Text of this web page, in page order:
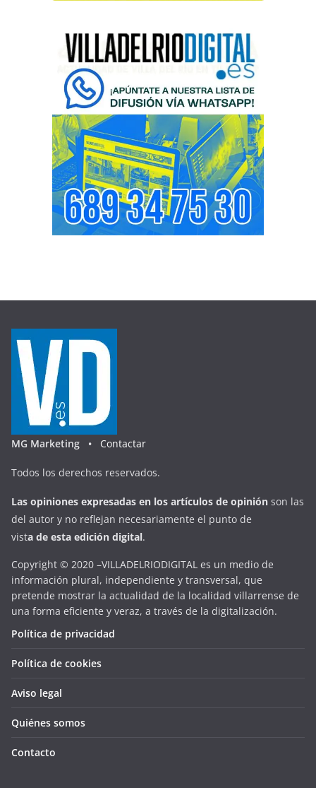
MG Marketing • Contactar
Todos los derechos reservados.
Las opiniones expresadas en los artículos de opinión son las
del autor y no reflejan necesariamente el punto de
vista de esta edición digital.
Copyright © 2020 –VILLADELRIODIGITAL es un medio de
información plural, independiente y transversal, que
pretende mostrar la actualidad de la localidad villarrense de
una forma eficiente y veraz, a través de la digitalización.
Política de privacidad
Política de cookies
Aviso legal
Quiénes somos
Contacto